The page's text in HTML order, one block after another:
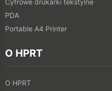
Cyfrowe drukarki tekstylne
PDA
Portable A4 Printer
O HPRT
O HPRT